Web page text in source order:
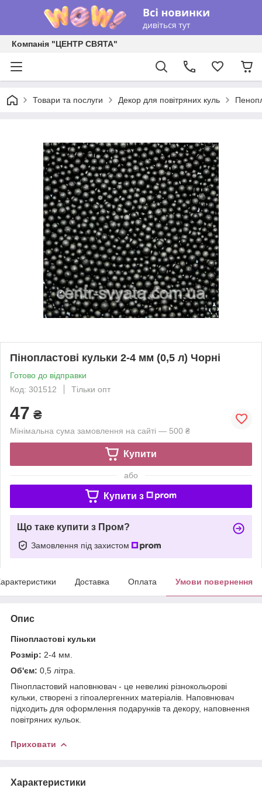
Компанія "ЦЕНТР СВЯТА"
Товари та послуги Декор для повітряних куль
Пінопластові кульки 2-4 мм (0,5 л) Чорні
Готово до відправки
Код: 301512
Тільки опт
47 ₴
Мінімальна сума замовлення на сайті — 500 ₴
Купити
або
Купити з
Що таке купити з Пром?
Замовлення під захистом
Доставка Оплата Умови повернення
Опис
Пінопластові кульки
Розмір: 2-4 мм.
Об'єм: 0,5 літра.
Пінопластовий наповнювач - це невеликі різнокольорові
кульки, створені з гіпоалергенних матеріалів. Наповнювач
підходить для оформлення подарунків та декору, наповнення
повітряних кульок.
Приховати
Характеристики